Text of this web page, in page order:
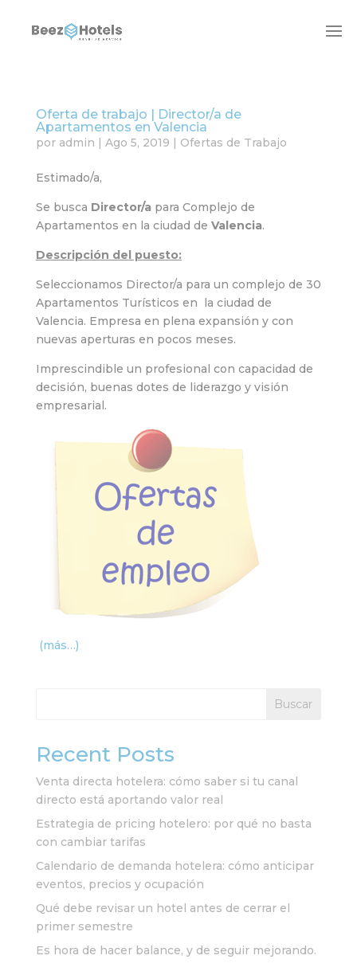
Oferta de trabajo | Director/a de
Apartamentos en Valencia
por admin | Ago 5, 2019 | Ofertas de Trabajo
Estimado/a,
Se busca Director/a para Complejo de
Apartamentos en la ciudad de Valencia.
Descripción del puesto:
Seleccionamos Director/a para un complejo de 30
Apartamentos Turísticos en la ciudad de
Valencia. Empresa en plena expansión y con
nuevas aperturas en pocos meses.
Imprescindible un profesional con capacidad de
decisión, buenas dotes de liderazgo y visión
empresarial.
(más…)
Buscar
Recent Posts
Venta directa hotelera: cómo saber si tu canal
directo está aportando valor real
Estrategia de pricing hotelero: por qué no basta
con cambiar tarifas
Calendario de demanda hotelera: cómo anticipar
eventos, precios y ocupación
Qué debe revisar un hotel antes de cerrar el
primer semestre
Es hora de hacer balance, y de seguir mejorando.